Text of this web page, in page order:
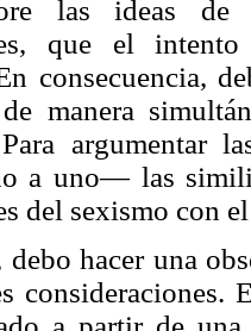
las ideas de
que el
consecuencia,
manera
argumentar
a uno— las
del sexismo con
debo hacer una
consideraciones.